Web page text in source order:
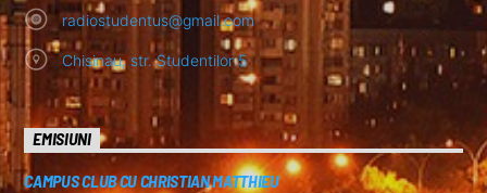
radiostudentus@gmail.com
Chisinau, str. Studentilor 5
EMISIUNI
CAMPUS CLUB CU CHRISTIAN MATTHIEU